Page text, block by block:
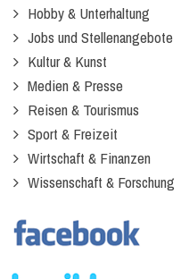
Hobby & Unterhaltung
Jobs und Stellenangebote
Kultur & Kunst
Medien & Presse
Reisen & Tourismus
Sport & Freizeit
Wirtschaft & Finanzen
Wissenschaft & Forschung